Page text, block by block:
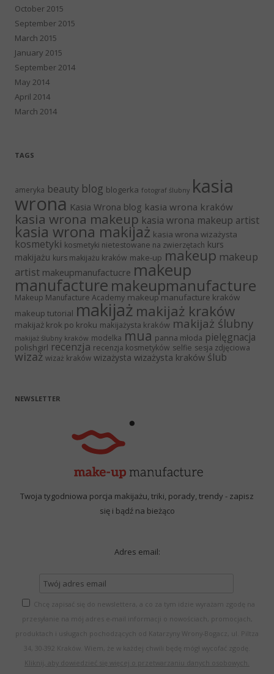
October 2015
September 2015
March 2015
January 2015
September 2014
May 2014
April 2014
March 2014
TAGS
ameryka beauty blog blogerka fotograf ślubny kasia
wrona Kasia Wrona blog kasia wrona kraków
kasia wrona makeup kasia wrona makeup artist
kasia wrona makijaż kasia wrona wizażysta
kosmetyki kosmetyki nietestowane na zwierzętach kurs
makijażu kurs makijażu kraków make-up makeup makeup
artist makeupmanufactucre makeup
manufacture makeupmanufacture
Makeup Manufacture Academy makeup manufacture kraków
makeup tutorial makijaż makijaż kraków
makijaż krok po kroku makijażysta kraków makijaż ślubny
makijaż ślubny kraków modelka mua panna młoda pielęgnacja
polishgirl recenzja recenzja kosmetyków selfie sesja zdjęciowa
wizaż wizaż kraków wizażysta wizażysta kraków ślub
NEWSLETTER
Twoja tygodniowa porcja makijażu, triki, porady, trendy - zapisz
się i bądź na bieżąco
Adres email:
Chcę zapisać się do newslettera, a co za tym idzie wyrażam zgodę na
przesyłanie na mój adres e-mail informacji o nowościach, promocjach,
produktach i usługach pochodzących od Katarzyny Wrony-Bogacz, ul. Piltza
34, 30-392 Kraków. Wiem, że w każdej chwili będę mógł wycofać zgodę.
Kliknij, aby dowiedzieć się więcej o przetwarzaniu danych osobowych.